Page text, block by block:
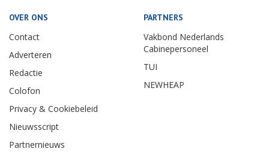
OVER ONS
Contact
Adverteren
Redactie
Colofon
Privacy & Cookiebeleid
Nieuwsscript
Partnernieuws
PARTNERS
Vakbond Nederlands
Cabinepersoneel
TUI
NEWHEAP